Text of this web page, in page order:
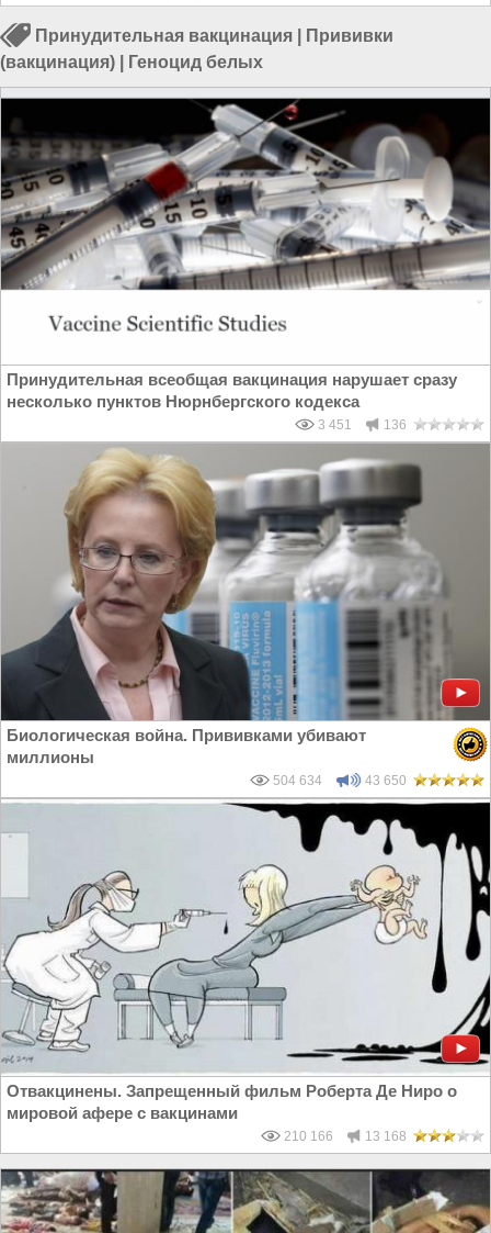
Принудительная вакцинация
Прививки
(вакцинация)
Геноцид белых
Принудительная всеобщая вакцинация нарушает сразу
несколько пунктов Нюрнбергского кодекса
3 451 136
Биологическая война. Прививками убивают
миллионы
504 634 43 650
Отвакцинены. Запрещенный фильм Роберта Де Ниро о
мировой афере с вакцинами
210 166 13 168